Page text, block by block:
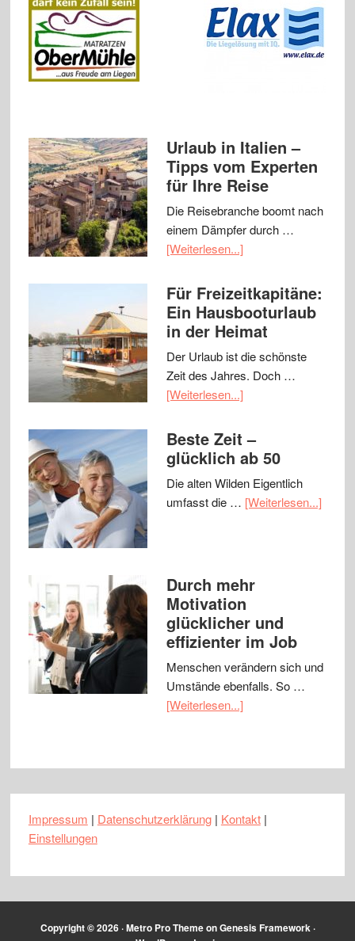
Urlaub in Italien –
Tipps vom Experten
für Ihre Reise
Die Reisebranche boomt nach
einem Dämpfer durch …
[Weiterlesen...]
Für Freizeitkapitäne:
Ein Hausbooturlaub
in der Heimat
Der Urlaub ist die schönste
Zeit des Jahres. Doch …
[Weiterlesen...]
Beste Zeit –
glücklich ab 50
Die alten Wilden Eigentlich
umfasst die … [Weiterlesen...]
Durch mehr
Motivation
glücklicher und
effizienter im Job
Menschen verändern sich und
Umstände ebenfalls. So …
[Weiterlesen...]
Impressum | Datenschutzerklärung| Kontakt|
Einstellungen
Copyright © 2026 ·Metro Pro ThemeonGenesis Framework·